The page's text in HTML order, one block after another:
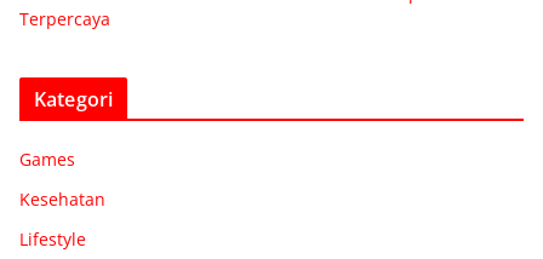
Terpercaya
Kategori
Games
Kesehatan
Lifestyle